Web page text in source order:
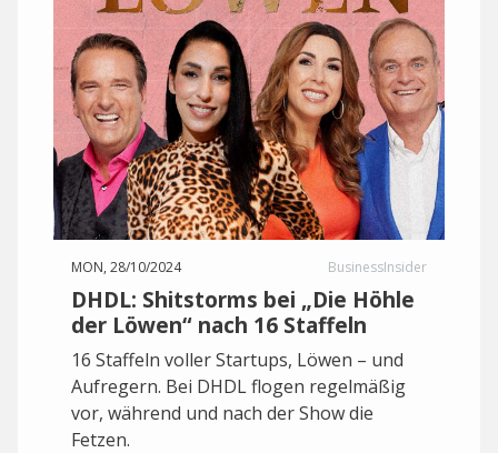
MON, 28/10/2024 BusinessInsider
DHDL: Shitstorms bei „Die Höhle
der Löwen“ nach 16 Staffeln
16 Staffeln voller Startups, Löwen – und
Aufregern. Bei DHDL flogen regelmäßig
vor, während und nach der Show die
Fetzen.